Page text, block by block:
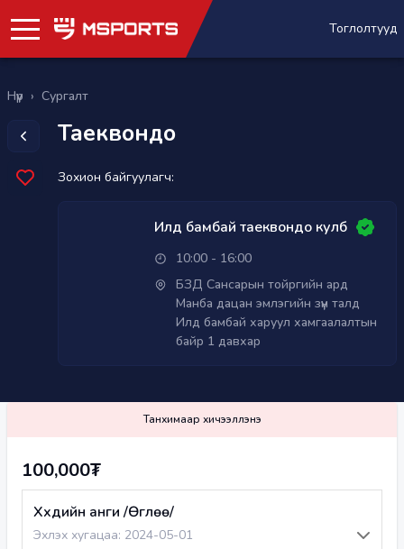
Тоглолтууд
Нүүр › Сургалт
Таеквондо
Зохион байгуулагч:
Илд бамбай таеквондо кулб
10:00 - 16:00
БЗД Сансарын тойргийн ард
Манба дацан эмлэгийн зүүн талд
Илд бамбай харуул хамгаалалтын
байр 1 давхар
Танхимаар хичээллэнэ
100,000₮
Хүүхдийн анги /Өглөө/
Эхлэх хугацаа: 2024-05-01